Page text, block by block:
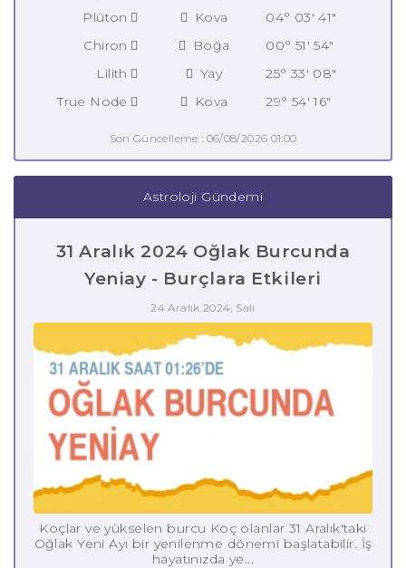
Plüton
Kova
04° 03' 41"
Chiron
Boğa
00° 51' 54"
Lilith
Yay
25° 33' 08"
True Node
Kova 29° 54' 16"
Son Güncelleme : 06/08/2026 01:00
Astroloji Gündemi
31 Aralık 2024 Oğlak Burcunda
Yeniay - Burçlara Etkileri
24 Aralık 2024, Salı
Koçlar ve yükselen burcu Koç olanlar 31 Aralık'taki
Oğlak Yeni Ayı bir yenilenme dönemi başlatabilir. İş
hayatınızda ye...